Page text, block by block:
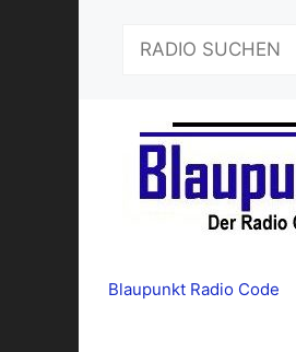
Blaupunkt Radio Code